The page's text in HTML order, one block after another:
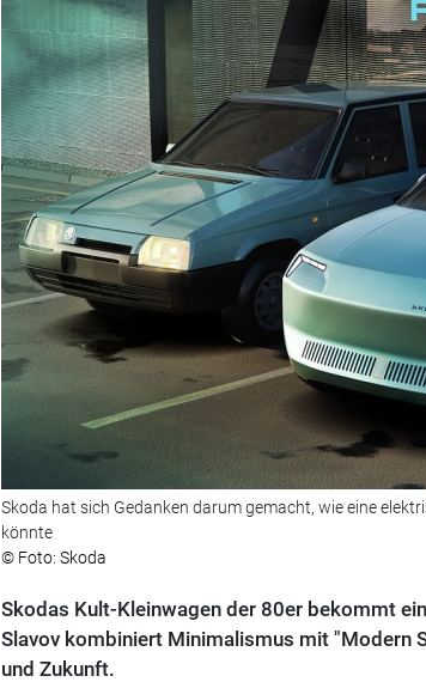
Skoda hat sich Gedanken darum gemacht, wie eine
könnte
© Foto: Skoda
Skodas Kult-Kleinwagen der 80er bekommt
Slavov kombiniert Minimalismus mit "Modern
und Zukunft.